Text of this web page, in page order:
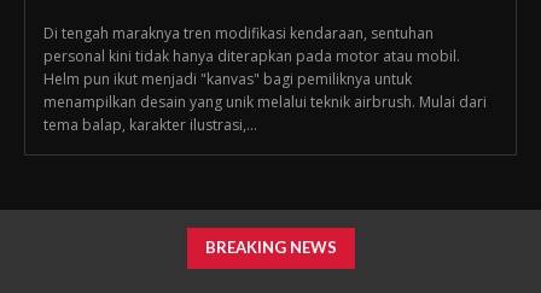
Di tengah maraknya tren modifikasi kendaraan, sentuhan
personal kini tidak hanya diterapkan pada motor atau mobil.
Helm pun ikut menjadi "kanvas" bagi pemiliknya untuk
menampilkan desain yang unik melalui teknik airbrush. Mulai dari
tema balap, karakter ilustrasi,...
BREAKING NEWS